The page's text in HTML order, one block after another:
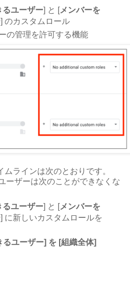
るユーザー] と [メンバーを
] のカスタムロール
の管理を許可する機能
ラインは次のとおりです。
ーザーは次のことができなくな
るユーザー] と [メンバーを
] に新しいカスタムロールを
るユーザー] を [組織全体]